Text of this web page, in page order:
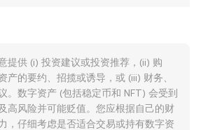
提供 (i) 投资建议或投资推荐，(ii) 购
产的要约、招揽或诱导，或 (iii) 财务、
。数字资产 (包括稳定币和 NFT) 会受到
高风险并可能贬值。您应根据自己的财
，仔细考虑是否适合交易或持有数字资